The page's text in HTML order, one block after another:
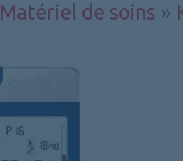
Matériel de soins »